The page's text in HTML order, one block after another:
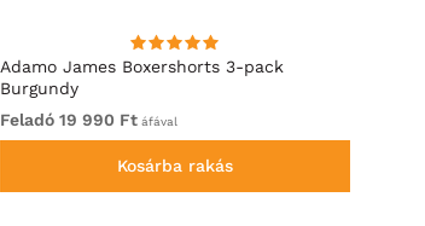
Adamo James Boxershorts 3-pack
Burgundy
Feladó 19 990 Ft áfával
Kosárba rakás